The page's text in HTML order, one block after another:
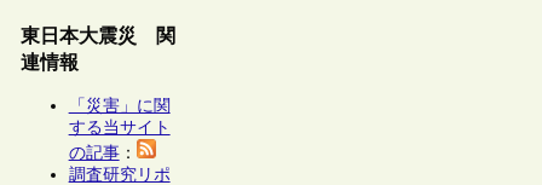
東日本大震災 関
連情報
「災害」に関
する当サイト
の記事：
調査研究リポ